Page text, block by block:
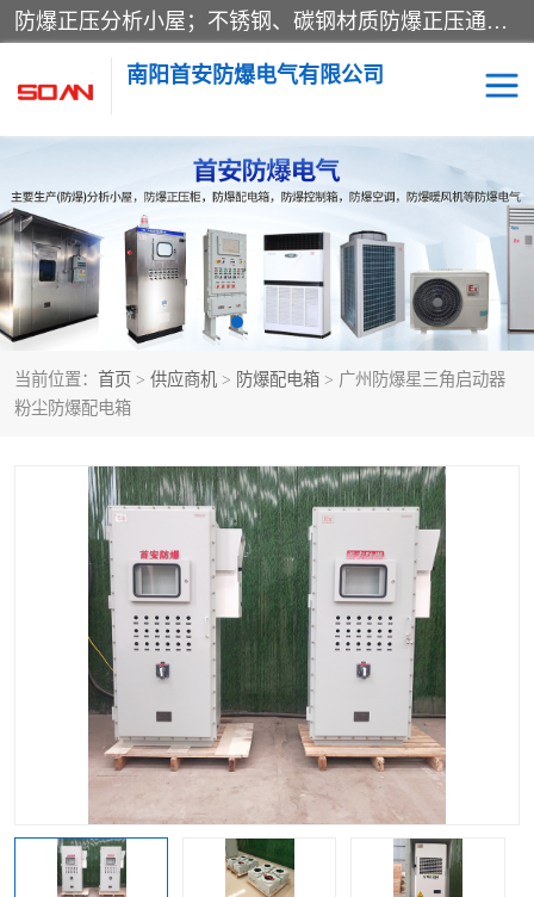
防爆正压分析小屋；不锈钢、碳钢材质防爆正压通风柜，分上下、左右、外挂三种款式；立式、挂式防爆配电柜体；不锈钢、碳钢防爆变频、磁力、星三角启动器；不锈钢、碳钢、铸铝防爆控制箱柜；可操作按键、多块式防爆仪表箱；多材质防爆接线箱；台式防爆电脑、防爆监视器。产品适配石油、化工、煤炭、电力、纺织、酿酒、航天、铁路、冶金、船舶、消防、市政等多行业工况使用。
南阳首安防爆电气有限公司
当前位置： 首页 > 供应商机 > 防爆配电箱 > 广州防爆星三角启动器
粉尘防爆配电箱
防爆小屋 防爆正压柜
防爆空调 防爆配电箱
防爆控制箱 防爆接线箱
防爆操作柱 防爆监视显示器